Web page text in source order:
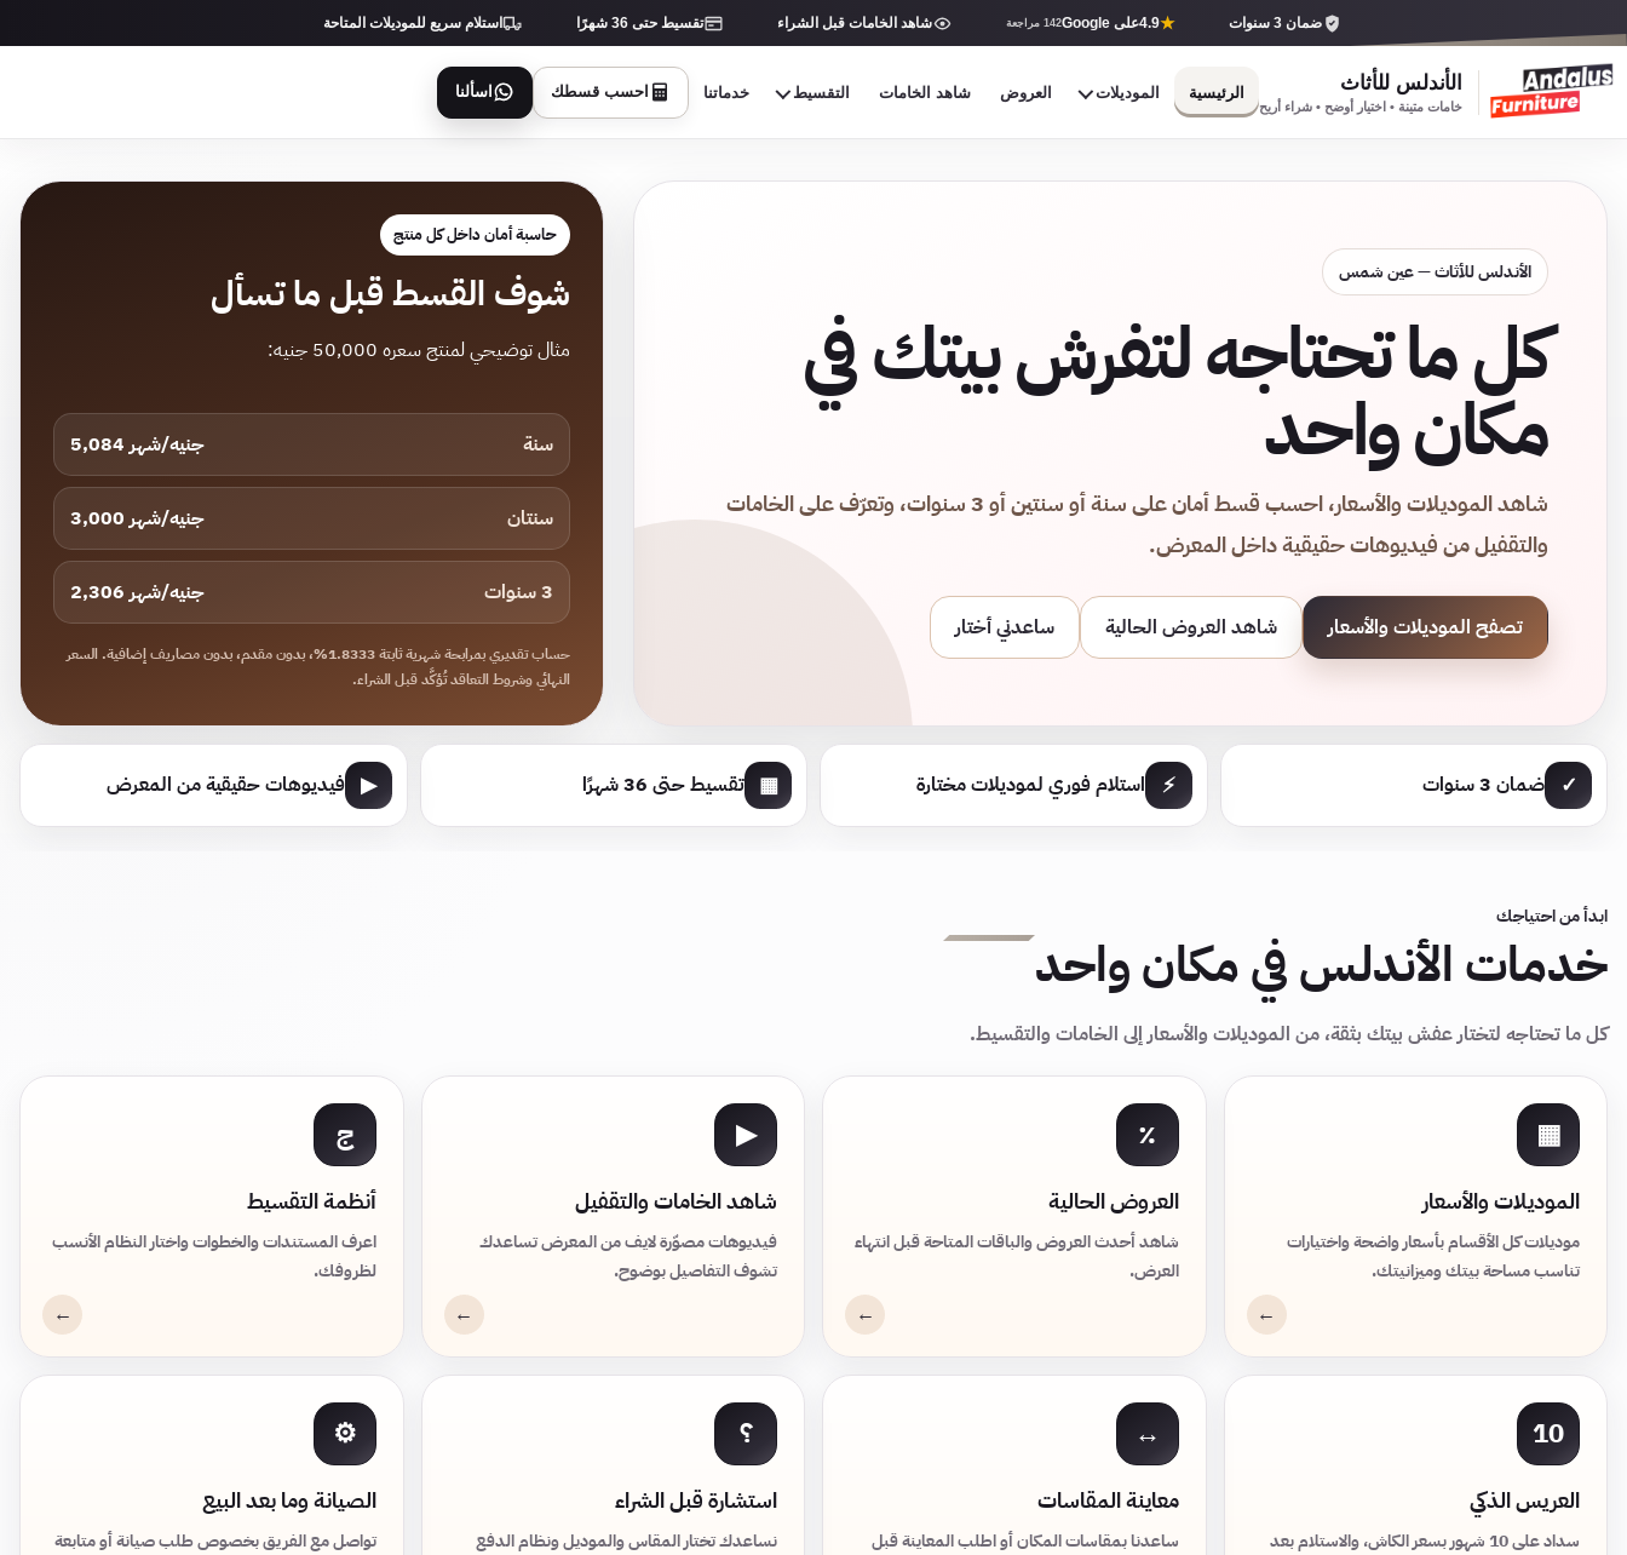
ضمان 3 سنوات ★
4.9على Google 142 مراجعة شاهد الخامات قبل الشراء تقسيط حتى 36 شهرًا استلام سريع للموديلات المتاحة
الأندلس للأثاث
خامات متينة • اختيار أوضح • شراء أريح
الرئيسية الموديلات العروض شاهد الخامات التقسيط خدماتنا احسب قسطك اسألنا
الأندلس للأثاث — عين شمس
كل ما تحتاجه لتفرش بيتك في
مكان واحد
شاهد الموديلات والأسعار، احسب قسط أمان على سنة أو سنتين أو 3 سنوات، وتعرّف على الخامات
والتقفيل من فيديوهات حقيقية داخل المعرض.
تصفح الموديلات والأسعار شاهد العروض الحالية ساعدني أختار
حاسبة أمان داخل كل منتج
شوف القسط قبل ما تسأل
مثال توضيحي لمنتج سعره 50,000 جنيه:
سنة 5,084 جنيه/شهر
سنتان 3,000 جنيه/شهر
3 سنوات 2,306 جنيه/شهر
حساب تقديري بمرابحة شهرية ثابتة 1.8333%، بدون مقدم، بدون مصاريف إضافية. السعر
النهائي وشروط التعاقد تُؤكَّد قبل الشراء.
✓ ضمان 3 سنوات ⚡ استلام فوري لموديلات مختارة ▦ تقسيط حتى 36 شهرًا ▶ فيديوهات حقيقية من المعرض
ابدأ من احتياجك
خدمات الأندلس في مكان واحد
كل ما تحتاجه لتختار عفش بيتك بثقة، من الموديلات والأسعار إلى الخامات والتقسيط.
▦
الموديلات والأسعار
موديلات كل الأقسام بأسعار واضحة واختيارات
تناسب مساحة بيتك وميزانيتك.
٪
العروض الحالية
شاهد أحدث العروض والباقات المتاحة قبل انتهاء
العرض.
▶
شاهد الخامات والتقفيل
فيديوهات مصوّرة لايف من المعرض تساعدك
تشوف التفاصيل بوضوح.
ج
أنظمة التقسيط
اعرف المستندات والخطوات واختار النظام الأنسب
لظروفك.
10
العريس الذكي
سداد على 10 شهور بسعر الكاش، والاستلام بعد
↔
معاينة المقاسات
ساعدنا بمقاسات المكان أو اطلب المعاينة قبل
؟
استشارة قبل الشراء
نساعدك تختار المقاس والموديل ونظام الدفع
⚙
الصيانة وما بعد البيع
تواصل مع الفريق بخصوص طلب صيانة أو متابعة